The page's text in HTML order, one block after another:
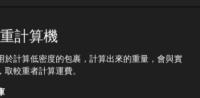
計算機
於計算低密度的包裹，計算出來的重量，會與實
取較重者計算運費。